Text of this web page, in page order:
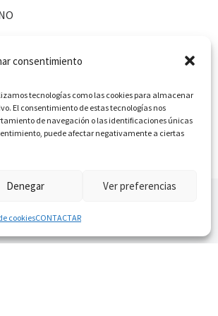
consentimiento
tecnologías como las cookies para almacenar
El consentimiento de estas tecnologías nos
de navegación o las identificaciones únicas
puede afectar negativamente a ciertas
Denegar Ver preferencias
cookiesCONTACTAR